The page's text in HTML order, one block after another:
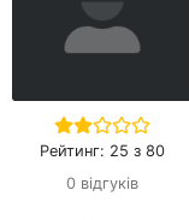
Рейтинг: 25 з 80
0 відгуків